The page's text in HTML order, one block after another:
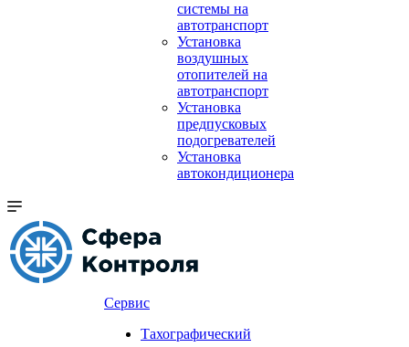
системы на
автотранспорт
Установка
воздушных
отопителей на
автотранспорт
Установка
предпусковых
подогревателей
Установка
автокондиционера
Сервис
Тахографический